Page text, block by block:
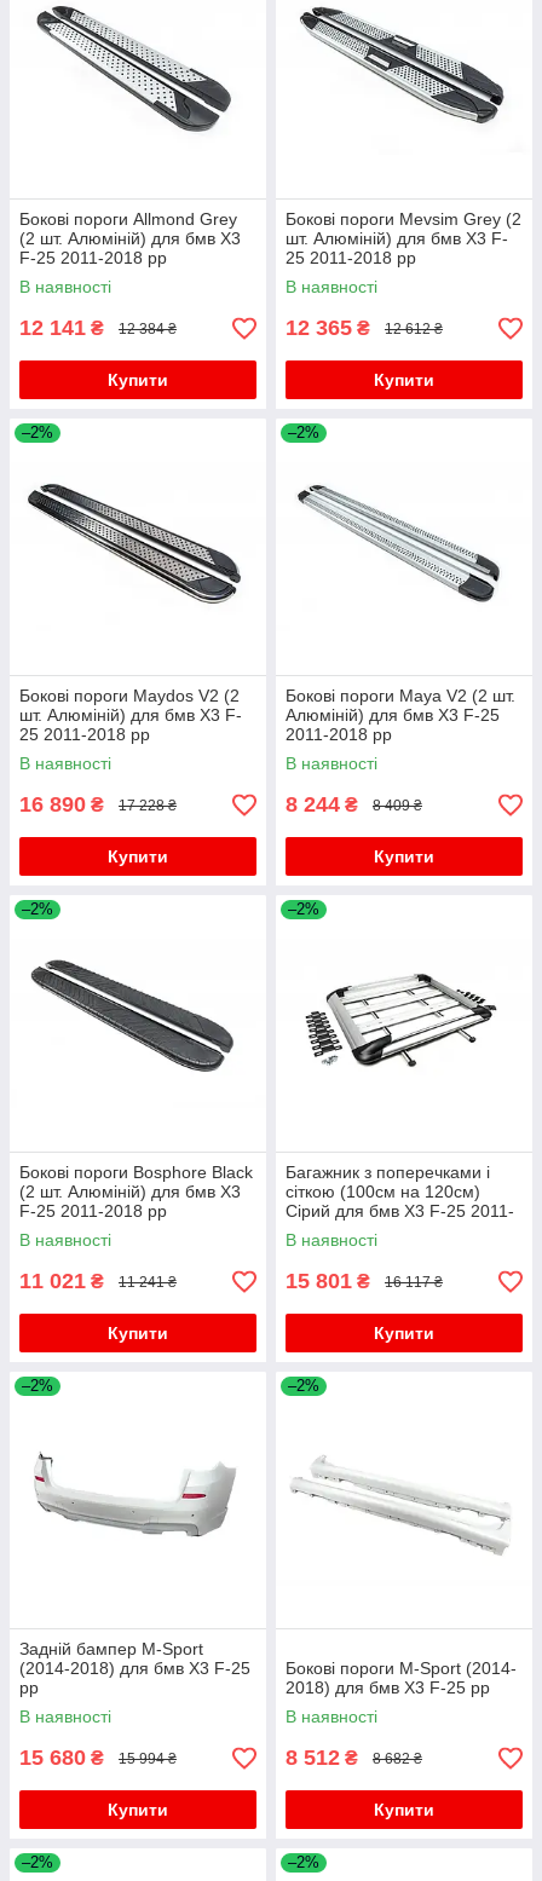
Бокові пороги Allmond Grey
(2 шт. Алюміній) для бмв X3
F-25 2011-2018 рр
В наявності
12 141 ₴ 12 384 ₴
Купити
Бокові пороги Mevsim Grey (2
шт. Алюміній) для бмв X3 F-
25 2011-2018 рр
В наявності
12 365 ₴ 12 612 ₴
Купити
–2%
Бокові пороги Maydos V2 (2
шт. Алюміній) для бмв X3 F-
25 2011-2018 рр
В наявності
16 890 ₴ 17 228 ₴
Купити
–2%
Бокові пороги Maya V2 (2 шт.
Алюміній) для бмв X3 F-25
2011-2018 рр
В наявності
8 244 ₴ 8 409 ₴
Купити
–2%
Бокові пороги Bosphore Black
(2 шт. Алюміній) для бмв X3
F-25 2011-2018 рр
В наявності
11 021 ₴ 11 241 ₴
Купити
–2%
Багажник з поперечками і
сіткою (100см на 120см)
Сірий для бмв X3 F-25 2011-
2018 рр
В наявності
15 801 ₴ 16 117 ₴
Купити
–2%
Задній бампер M-Sport
(2014-2018) для бмв X3 F-25
рр
В наявності
15 680 ₴ 15 994 ₴
Купити
–2%
Бокові пороги M-Sport (2014-
2018) для бмв X3 F-25 рр
В наявності
8 512 ₴ 8 682 ₴
Купити
–2% –2%